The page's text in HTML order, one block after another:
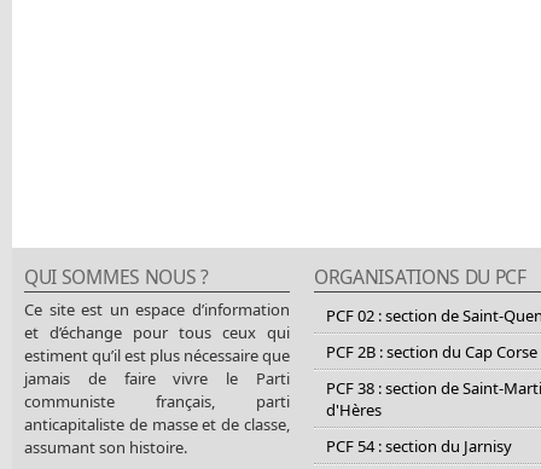
QUI SOMMES NOUS ?
Ce site est un espace d’information
et d’échange pour tous ceux qui
estiment qu’il est plus nécessaire que
jamais de faire vivre le Parti
communiste français, parti
anticapitaliste de masse et de classe,
assumant son histoire.
ORGANISATIONS DU PCF
PCF 02 : section de Saint-
PCF 2B : section du Cap Corse
PCF 38 : section de Saint-
d'Hères
PCF 54 : section du Jarnisy